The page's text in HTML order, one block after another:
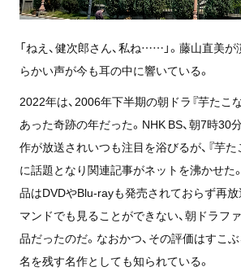
「ねえ、健次郎さん、私ね……」。藤山直美
らかい声が今も耳の中に響いている。
2022年は、2006年下半期の朝ドラ『芋たこ
あった奇跡の年だった。NHK BS、朝7時30
作が放送されいつも注目を浴びるが、『芋た
に話題となり関連記事がネットを沸かせた
品はDVDやBlu-rayも発売されておらず再
マンドでも見ることができない、朝ドラフ
品だったのだ。なおかつ、その評価はすこ
名を残す名作としても知られている。